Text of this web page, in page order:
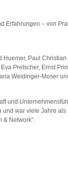
Erfahrungen – von
Huemer, Paul
Pretscher, Ernst
Weidinger-Moser
und
war viele Jahre
& Network“.